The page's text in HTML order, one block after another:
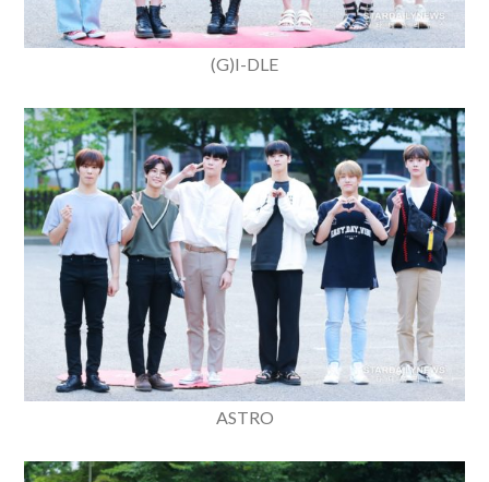
(G)I-DLE
ASTRO